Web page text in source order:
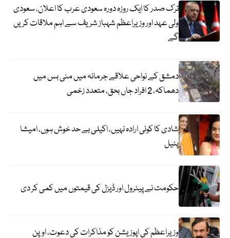
ترک صدر کا ایک روزہ دورہ سعودی عرب کا اعلان، سعودی
ولی عہد اور وزیراعظم شہباز شریف سے اہم ملاقات کریں
گے
دمشق کے نواحی علاقے جرمانہ میں منی بس میں
دھماکہ، 2 افراد جاں بحق، متعدد زخمی
شادی کا کوئی ارادہ نہیں، اکیلی بے حد خوش ہوں، امیشا
پٹیل
حکومت نے پیٹرول اور ڈیزل کی قیمتوں میں کمی کر دی
وزیراعظم کی اپوزیشن کو مذاکرات کی دعوت، اوپن